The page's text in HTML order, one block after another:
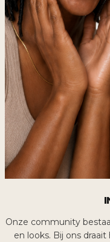
Onze community
en looks. Bij ons